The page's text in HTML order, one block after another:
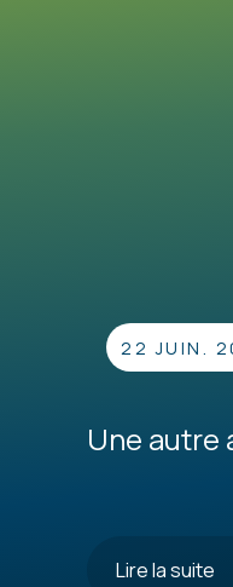
22 JUIN.
Une autre
Lire la suite